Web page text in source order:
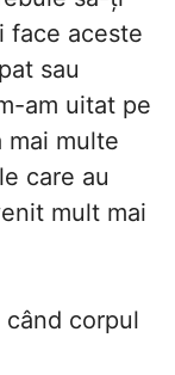
face aceste
sau
am uitat pe
mai multe
care au
mult mai
corpul